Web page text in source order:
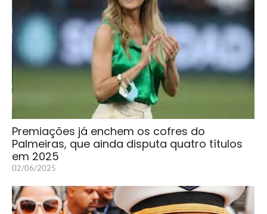
Premiações já enchem os cofres do
Palmeiras, que ainda disputa quatro títulos
em 2025
02/06/2025